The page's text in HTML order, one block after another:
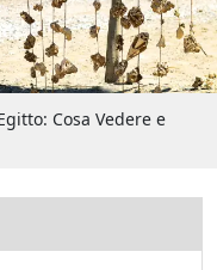
Cosa Vedere e